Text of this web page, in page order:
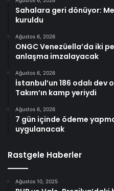
Sahalara geri dönüyor:
kuruldu
Ağustos 6, 2026
ONGC Venezüella’da iki
anlaşma imzalayacak
Ağustos 6, 2026
İstanbul’un 186 odalı dev
Takım’ın kamp yeriydi
Ağustos 6, 2026
7 gün içinde ödeme
uygulanacak
Rastgele Haberler
Ağustos 10, 2025